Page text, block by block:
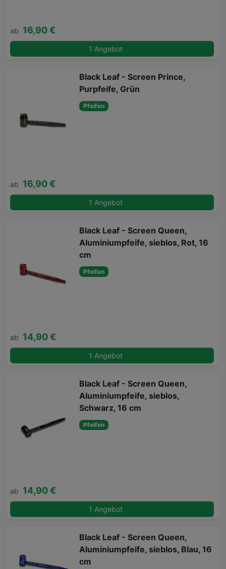
ab 16,90 €
1 Angebot
Black Leaf - Screen Prince,
Purpfeife, Grün
Pfeifen
ab 16,90 €
1 Angebot
Black Leaf - Screen Queen,
Aluminiumpfeife, sieblos, Rot, 16
cm
Pfeifen
ab 14,90 €
1 Angebot
Black Leaf - Screen Queen,
Aluminiumpfeife, sieblos,
Schwarz, 16 cm
Pfeifen
ab 14,90 €
1 Angebot
Black Leaf - Screen Queen,
Aluminiumpfeife, sieblos, Blau, 16
cm